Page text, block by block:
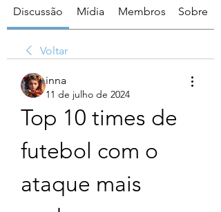
Discussão Mídia Membros Sobre
Voltar
inna
11 de julho de 2024
Top 10 times de
futebol com o
ataque mais